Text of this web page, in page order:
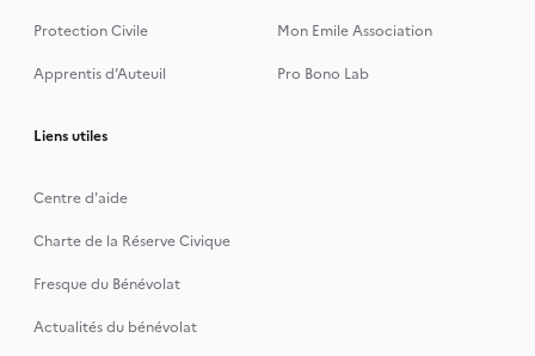
Protection Civile
Mon Emile Association
Apprentis d’Auteuil
Pro Bono Lab
Liens utiles
Centre d'aide
Charte de la Réserve Civique
Fresque du Bénévolat
Actualités du bénévolat